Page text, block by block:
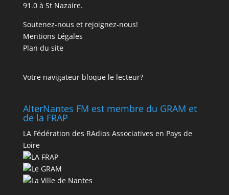
91.0 à St Nazaire.
Soutenez-nous et rejoignez-nous!
Mentions Légales
Plan du site
Votre navigateur bloque le lecteur?
AlterNantes FM est membre du GRAM et
de la FRAP
LA Fédération des RAdios Associatives en Pays de
Loire